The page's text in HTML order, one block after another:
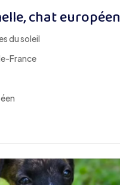
chat européen
du soleil
France